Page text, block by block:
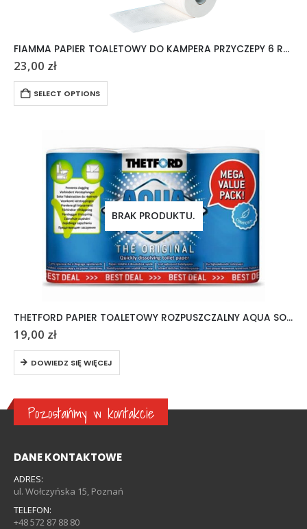
FIAMMA PAPIER TOALETOWY DO KAMPERA PRZYCZEPY 6 ROLEK
23,00 zł
SELECT OPTIONS
BRAK PRODUKTU.
THETFORD PAPIER TOALETOWY ROZPUSZCZALNY AQUA SOFT 6 ROLEK
19,00 zł
DOWIEDZ SIĘ WIĘCEJ
Pozostańmy w kontakcie
DANE KONTAKTOWE
ADRES:
ul. Wołczyńska 15, Poznań
TELEFON:
+48 572 87 88 80